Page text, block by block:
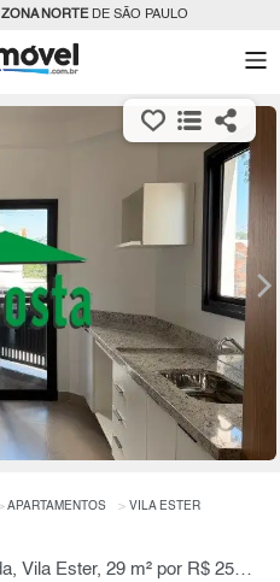
ZONA NORTEDE SÃO PAULO
APARTAMENTOS VILA ESTER
Apartamento, 1 Quarto à Venda, Vila Ester, 29 m² por R$ 256.900,00